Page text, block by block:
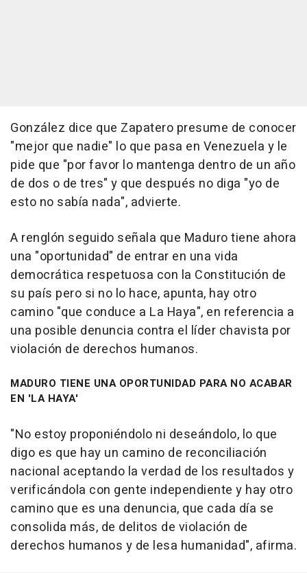
González dice que Zapatero presume de conocer
"mejor que nadie" lo que pasa en Venezuela y le
pide que "por favor lo mantenga dentro de un año
de dos o de tres" y que después no diga "yo de
esto no sabía nada", advierte.
A renglón seguido señala que Maduro tiene ahora
una "oportunidad" de entrar en una vida
democrática respetuosa con la Constitución de
su país pero si no lo hace, apunta, hay otro
camino "que conduce a La Haya", en referencia a
una posible denuncia contra el líder chavista por
violación de derechos humanos.
MADURO TIENE UNA OPORTUNIDAD PARA NO ACABAR
EN 'LA HAYA'
"No estoy proponiéndolo ni deseándolo, lo que
digo es que hay un camino de reconciliación
nacional aceptando la verdad de los resultados y
verificándola con gente independiente y hay otro
camino que es una denuncia, que cada día se
consolida más, de delitos de violación de
derechos humanos y de lesa humanidad", afirma.